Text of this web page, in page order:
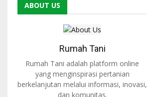
ABOUT US
Rumah Tani
Rumah Tani adalah platform online
yang menginspirasi pertanian
berkelanjutan melalui informasi, inovasi,
dan komunitas.